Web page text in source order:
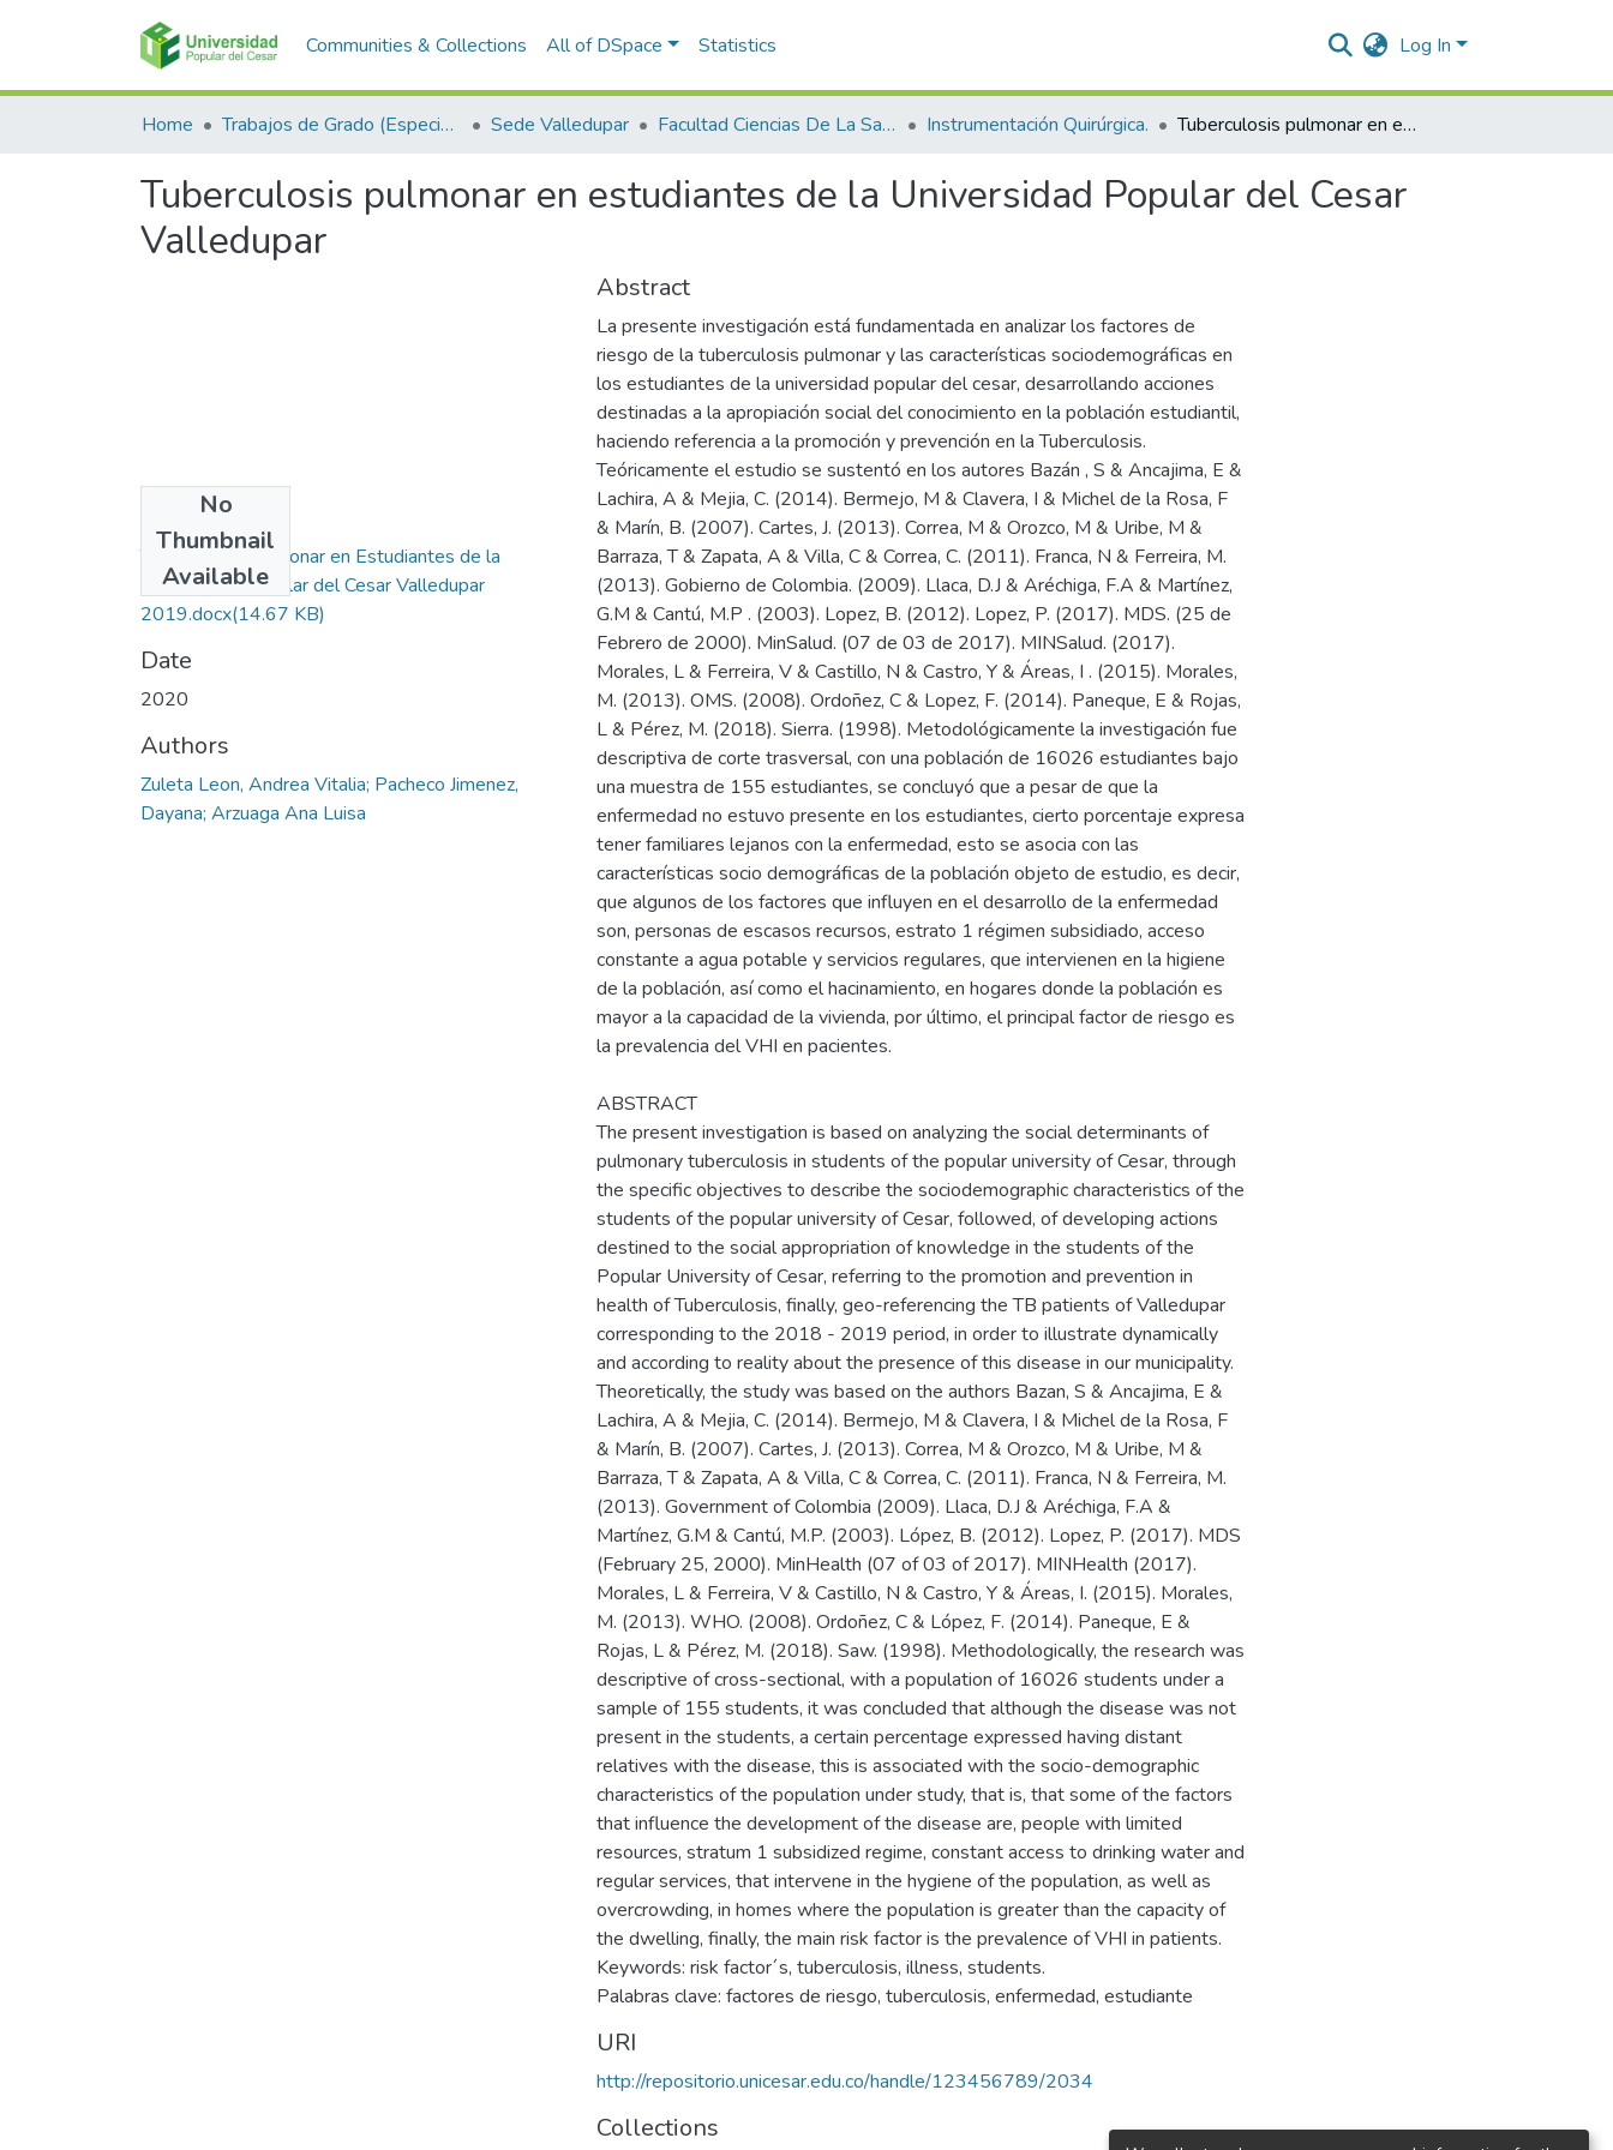
Communities & Collections All of DSpace Statistics Log In
Home Trabajos de Grado (Especializaciones y Pregrados) Sede Valledupar Facultad Ciencias De La Salud. Instrumentación Quirúrgica. Tuberculosis pulmonar en estudiantes de la Universidad Popular del Cesar Valledupar
Tuberculosis pulmonar en estudiantes de la Universidad Popular del Cesar
Valledupar
No
Thumbnail
Available
Tuberculosis pulmonar en Estudiantes de la
Universidad Popular del Cesar Valledupar
2019.docx(14.67 KB)
Date
2020
Authors
Zuleta Leon, Andrea Vitalia; Pacheco Jimenez,
Dayana; Arzuaga Ana Luisa
Abstract
La presente investigación está fundamentada en analizar los factores de
riesgo de la tuberculosis pulmonar y las características sociodemográficas en
los estudiantes de la universidad popular del cesar, desarrollando acciones
destinadas a la apropiación social del conocimiento en la población estudiantil,
haciendo referencia a la promoción y prevención en la Tuberculosis.
Teóricamente el estudio se sustentó en los autores Bazán , S & Ancajima, E &
Lachira, A & Mejia, C. (2014). Bermejo, M & Clavera, I & Michel de la Rosa, F
& Marín, B. (2007). Cartes, J. (2013). Correa, M & Orozco, M & Uribe, M &
Barraza, T & Zapata, A & Villa, C & Correa, C. (2011). Franca, N & Ferreira, M.
(2013). Gobierno de Colombia. (2009). Llaca, D.J & Aréchiga, F.A & Martínez,
G.M & Cantú, M.P . (2003). Lopez, B. (2012). Lopez, P. (2017). MDS. (25 de
Febrero de 2000). MinSalud. (07 de 03 de 2017). MINSalud. (2017).
Morales, L & Ferreira, V & Castillo, N & Castro, Y & Áreas, I . (2015). Morales,
M. (2013). OMS. (2008). Ordoñez, C & Lopez, F. (2014). Paneque, E & Rojas,
L & Pérez, M. (2018). Sierra. (1998). Metodológicamente la investigación fue
descriptiva de corte trasversal, con una población de 16026 estudiantes bajo
una muestra de 155 estudiantes, se concluyó que a pesar de que la
enfermedad no estuvo presente en los estudiantes, cierto porcentaje expresa
tener familiares lejanos con la enfermedad, esto se asocia con las
características socio demográficas de la población objeto de estudio, es decir,
que algunos de los factores que influyen en el desarrollo de la enfermedad
son, personas de escasos recursos, estrato 1 régimen subsidiado, acceso
constante a agua potable y servicios regulares, que intervienen en la higiene
de la población, así como el hacinamiento, en hogares donde la población es
mayor a la capacidad de la vivienda, por último, el principal factor de riesgo es
la prevalencia del VHI en pacientes.
ABSTRACT
The present investigation is based on analyzing the social determinants of
pulmonary tuberculosis in students of the popular university of Cesar, through
the specific objectives to describe the sociodemographic characteristics of the
students of the popular university of Cesar, followed, of developing actions
destined to the social appropriation of knowledge in the students of the
Popular University of Cesar, referring to the promotion and prevention in
health of Tuberculosis, finally, geo-referencing the TB patients of Valledupar
corresponding to the 2018 - 2019 period, in order to illustrate dynamically
and according to reality about the presence of this disease in our municipality.
Theoretically, the study was based on the authors Bazan, S & Ancajima, E &
Lachira, A & Mejia, C. (2014). Bermejo, M & Clavera, I & Michel de la Rosa, F
& Marín, B. (2007). Cartes, J. (2013). Correa, M & Orozco, M & Uribe, M &
Barraza, T & Zapata, A & Villa, C & Correa, C. (2011). Franca, N & Ferreira, M.
(2013). Government of Colombia (2009). Llaca, D.J & Aréchiga, F.A &
Martínez, G.M & Cantú, M.P. (2003). López, B. (2012). Lopez, P. (2017). MDS
(February 25, 2000). MinHealth (07 of 03 of 2017). MINHealth (2017).
Morales, L & Ferreira, V & Castillo, N & Castro, Y & Áreas, I. (2015). Morales,
M. (2013). WHO. (2008). Ordoñez, C & López, F. (2014). Paneque, E &
Rojas, L & Pérez, M. (2018). Saw. (1998). Methodologically, the research was
descriptive of cross-sectional, with a population of 16026 students under a
sample of 155 students, it was concluded that although the disease was not
present in the students, a certain percentage expressed having distant
relatives with the disease, this is associated with the socio-demographic
characteristics of the population under study, that is, that some of the factors
that influence the development of the disease are, people with limited
resources, stratum 1 subsidized regime, constant access to drinking water and
regular services, that intervene in the hygiene of the population, as well as
overcrowding, in homes where the population is greater than the capacity of
the dwelling, finally, the main risk factor is the prevalence of VHI in patients.
Keywords: risk factor´s, tuberculosis, illness, students.
Palabras clave: factores de riesgo, tuberculosis, enfermedad, estudiante
URI
http://repositorio.unicesar.edu.co/handle/123456789/2034
Collections